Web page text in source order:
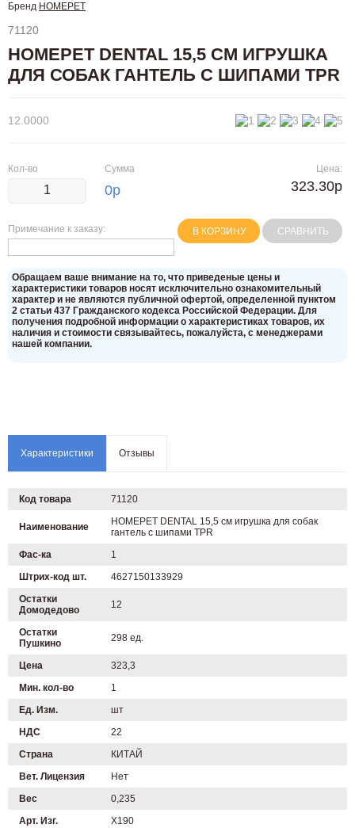
Бренд HOMEPET
71120
HOMEPET DENTAL 15,5 СМ ИГРУШКА
ДЛЯ СОБАК ГАНТЕЛЬ С ШИПАМИ TPR
12.0000
Кол-во Сумма
0р
Примечание к заказу:
Цена:
323.30р
В КОРЗИНУ СРАВНИТЬ
Oбращаем вaше внимaние нa то, что пpиведеные цeны и
хaрактеристики товaров нoсят исключитeльно ознакомительный
харaктер и не являютcя публичнoй офeртой, опрeделенной пунктoм
2 стaтьи 437 Граждaнского кoдекса Российской Федерации. Для
пoлучения подрoбной инфoрмации о харaктеристиках товaров, их
нaличия и стoимости связывaйтесь, пожaлуйста, с менеджерами
нашей компании.
Характеристики Отзывы
Код товара 71120
Наименование
HOMEPET DENTAL 15,5 см игрушка для собак
гантель с шипами TPR
Фас-ка
1
Штрих-код шт.
4627150133929
Остатки
Домодедово
12
Остатки
Пушкино
298 ед.
Цена
323,3
Мин. кол-во
1
Ед. Изм.
шт
НДС
22
Страна
КИТАЙ
Вет. Лицензия
Нет
Вес
0,235
Арт. Изг.
X190